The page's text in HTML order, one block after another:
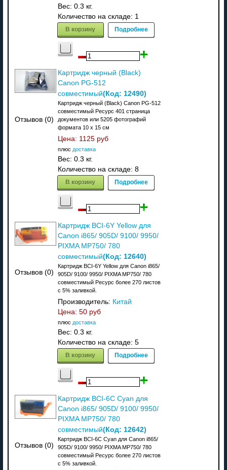
Вес: 0.3 кг.
Количество на складе: 1
В корзину Подробнее
Отзывов (0)
Картридж черный (Black)
Canon PG-512
совместимый(Код: 12490)
Картридж черный (Black) Canon PG-512
совместимый Ресурс 401 страница
документов или 5205 фотографий
формата 10 х 15 см
Цена: 1125 руб
плюс доставка
Вес: 0.3 кг.
Количество на складе: 8
В корзину Подробнее
Отзывов (0)
Картридж BCI-6Y Yellow для
Canon i865/ 905D/ 9100/ 9950/
PIXMA MP750/ 780
совместимый(Код: 12640)
Картридж BCI-6Y Yellow для Canon i865/
905D/ 9100/ 9950/ PIXMA MP750/ 780
совместимый Ресурс более 270 листов
с 5% заливкой.
Производитель: Китай
Цена: 50 руб
плюс доставка
Вес: 0.3 кг.
Количество на складе: 5
В корзину Подробнее
Отзывов (0)
Картридж BCI-6C Cyan для
Canon i865/ 905D/ 9100/ 9950/
PIXMA MP750/ 780
совместимый(Код: 12642)
Картридж BCI-6C Cyan для Canon i865/
905D/ 9100/ 9950/ PIXMA MP750/ 780
совместимый Ресурс более 270 листов
с 5% заливкой.